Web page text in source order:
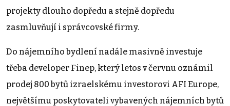
projekty dlouho dopředu a stejně dopředu
zasmluvňují i správcovské firmy.
Do nájemního bydlení nadále masivně investuje
třeba developer Finep, který letos v červnu oznámil
prodej 800 bytů izraelskému investorovi AFI Europe,
největšímu poskytovateli vybavených nájemních bytů